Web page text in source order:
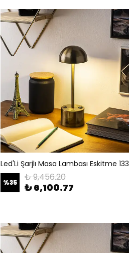
Led'Li Şarjlı Masa Lambası Eskitme
%35 ₺ 9,456.20
₺ 6,100.77